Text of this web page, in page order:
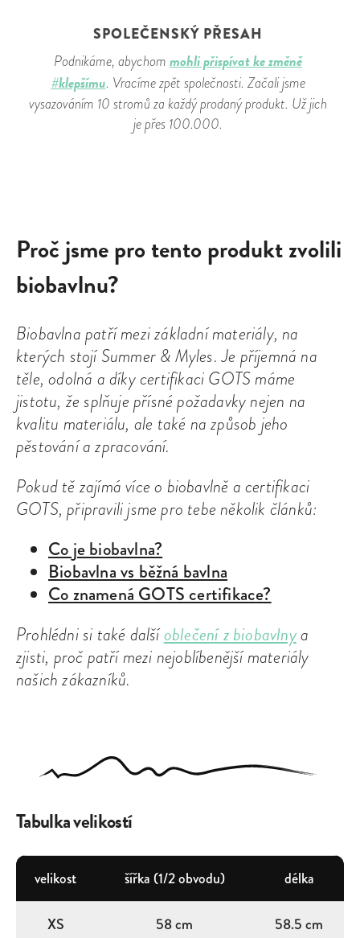
SPOLEČENSKÝ PŘESAH
Podnikáme, abychom mohli přispívat ke změně
#klepšímu. Vracíme zpět společnosti. Začali jsme
vysazováním 10 stromů za každý prodaný produkt. Už jich
je přes 100.000.
Proč jsme pro tento produkt zvolili
biobavlnu?
Biobavlna patří mezi základní materiály, na
kterých stojí Summer & Myles. Je příjemná na
těle, odolná a díky certifikaci GOTS máme
jistotu, že splňuje přísné požadavky nejen na
kvalitu materiálu, ale také na způsob jeho
pěstování a zpracování.
Pokud tě zajímá více o biobavlně a certifikaci
GOTS, připravili jsme pro tebe několik článků:
Co je biobavlna?
Biobavlna vs běžná bavlna
Co znamená GOTS certifikace?
Prohlédni si také dalšíoblečení z biobavlnya
zjisti, proč patří mezi nejoblíbenější materiály
našich zákazníků.
Tabulka velikostí
velikost šířka (1/2 obvodu) délka
XS 58 cm 58.5 cm